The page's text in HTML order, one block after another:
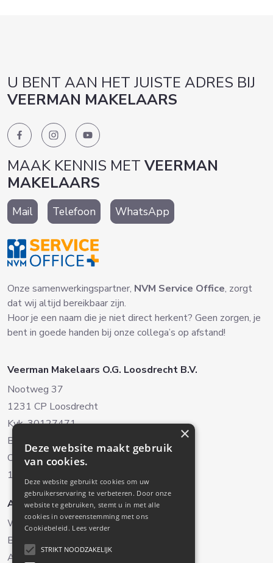
U BENT AAN HET JUISTE ADRES BIJ
VEERMAN MAKELAARS
MAAK KENNIS MET VEERMAN
MAKELAARS
Mail Telefoon WhatsApp
Onze samenwerkingspartner, NVM Service Office, zorgt
dat wij altijd bereikbaar zijn.
Hoor je een naam die je niet direct herkent? Geen zorgen, je
bent in goede handen bij onze collega’s op afstand!
Veerman Makelaars O.G. Loosdrecht B.V.
Nootweg 37
1231 CP Loosdrecht
Kvk. 30127471
BTW. NL8038.22.042B.01
Oud-Loosdrechtsedijk 238
1231 NH Loosdrecht (Alleen op afspraak)
Aanbod
Woningaanbod
Bedrijfsaanbod
Aangekocht
Diensten
Verkoop
×
Deze website maakt gebruik
van cookies.
Deze website gebruikt cookies om uw
gebruikerservaring te verbeteren. Door onze
website te gebruiken, stemt u in met alle
cookies in overeenstemming met ons
Cookiebeleid. Lees verder
STRIKT NOODZAKELIJK